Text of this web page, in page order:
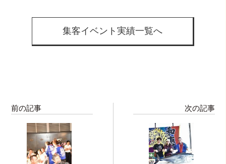
集客イベント実績一覧へ
前の記事 次の記事